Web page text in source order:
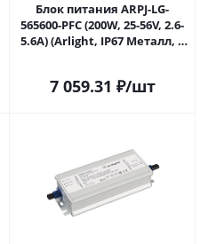
Блок питания ARPJ-LG-
565600-PFC (200W, 25-56V, 2.6-
5.6A) (Arlight, IP67 Металл, 5
7 059.31 ₽/шт